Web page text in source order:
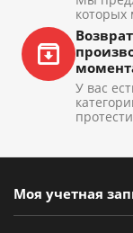
У вас
Моя учетная